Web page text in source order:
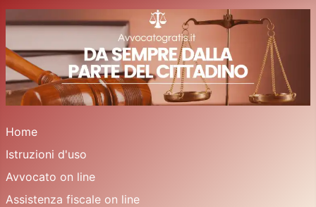
Home
Istruzioni d'uso
Avvocato on line
Assistenza fiscale on line